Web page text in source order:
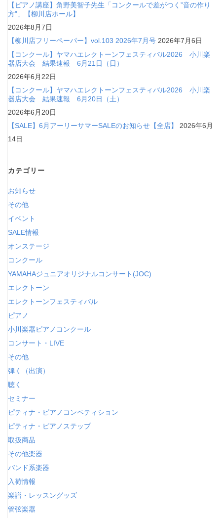
【ピアノ講座】角野美智子先生「コンクールで差がつく”音の作り
方”」【柳川店ホール】
2026年8月7日
【柳川店フリーペーパー】vol.103 2026年7月号 2026年7月6日
【コンクール】ヤマハエレクトーンフェスティバル2026 小川楽
器店大会 結果速報 6月21日（日）
2026年6月22日
【コンクール】ヤマハエレクトーンフェスティバル2026 小川楽
器店大会 結果速報 6月20日（土）
2026年6月20日
【SALE】6月アーリーサマーSALEのお知らせ【全店】
2026年6月
14日
カテゴリー
お知らせ
その他
イベント
SALE情報
オンステージ
コンクール
YAMAHAジュニアオリジナルコンサート(JOC)
エレクトーン
エレクトーンフェスティバル
ピアノ
小川楽器ピアノコンクール
コンサート・LIVE
その他
弾く（出演）
聴く
セミナー
ピティナ・ピアノコンペティション
ピティナ・ピアノステップ
取扱商品
その他楽器
バンド系楽器
入荷情報
楽譜・レッスングッズ
管弦楽器